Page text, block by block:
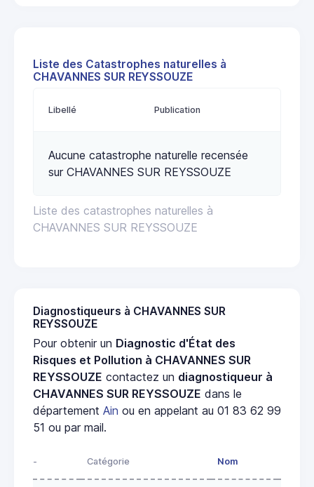
Liste des Catastrophes naturelles à
CHAVANNES SUR REYSSOUZE
Liste des catastrophes naturelles à
CHAVANNES SUR REYSSOUZE
Libellé Publication
Aucune catastrophe naturelle recensée
sur CHAVANNES SUR REYSSOUZE
Diagnostiqueurs à CHAVANNES SUR
REYSSOUZE
Pour obtenir un Diagnostic d'État des
Risques et Pollution à CHAVANNES SUR
REYSSOUZE contactez un diagnostiqueur à
CHAVANNES SUR REYSSOUZE dans le
département Ain ou en appelant au 01 83 62 99
51 ou par mail.
- Catégorie Nom